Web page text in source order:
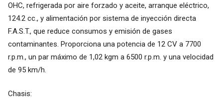
OHC, refrigerada por aire forzado y aceite, arranque eléctrico,
124.2 cc., y alimentación por sistema de inyección directa
F.A.S.T., que reduce consumos y emisión de gases
contaminantes. Proporciona una potencia de 12 CV a 7700
r.p.m., un par máximo de 1,02 kgm a 6500 r.p.m. y una velocidad
de 95 km/h.
Chasis: